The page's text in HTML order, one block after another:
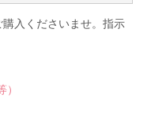
購入くださいませ。指示